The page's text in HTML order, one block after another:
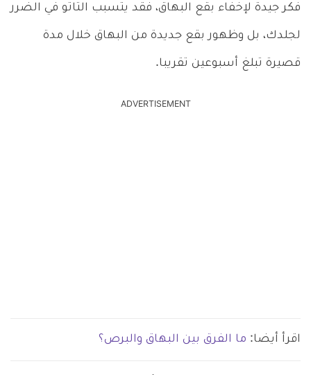
فكر جيدة لإخفاء بقع البهاق، فقد يتسبب التاتو في الضرر
لجلدك، بل وظهور بقع جديدة من البهاق خلال مدة
قصيرة تبلغ أسبوعين تقريبا.
ADVERTISEMENT
اقرأ أيضا: ما الفرق بين البهاق والبرص؟